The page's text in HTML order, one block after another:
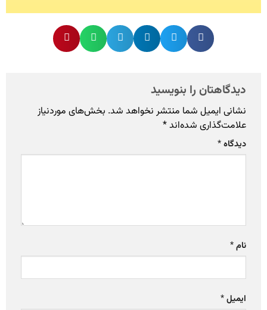
دیدگاهتان را بنویسید
نشانی ایمیل شما منتشر نخواهد شد. بخش‌های موردنیاز
علامت‌گذاری شده‌اند*
دیدگاه*
نام*
ایمیل*